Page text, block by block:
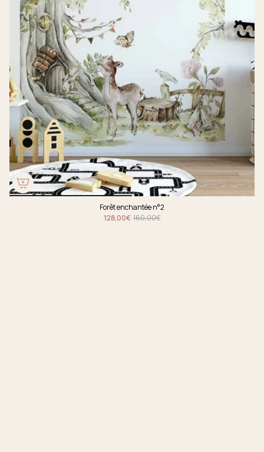
Forêt enchantée n°2
128,00€ 160,00€